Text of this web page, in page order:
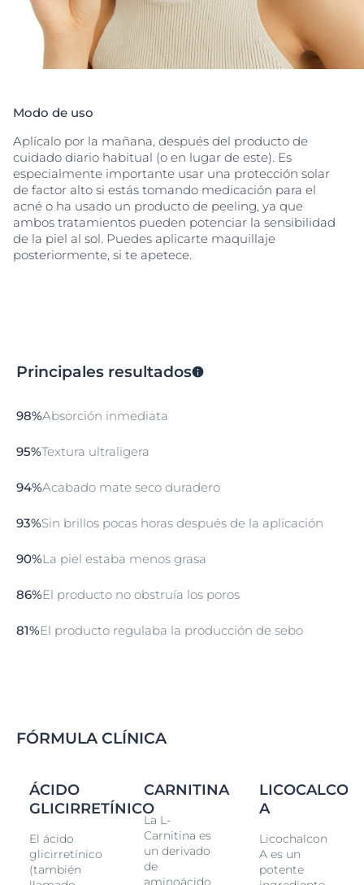
Modo de uso
Aplícalo por la mañana, después del producto de
cuidado diario habitual (o en lugar de este). Es
especialmente importante usar una protección solar
de factor alto si estás tomando medicación para el
acné o ha usado un producto de peeling, ya que
ambos tratamientos pueden potenciar la sensibilidad
de la piel al sol. Puedes aplicarte maquillaje
posteriormente, si te apetece.
Principales resultados
98%Absorción inmediata
95%Textura ultraligera
94%Acabado mate seco duradero
93%Sin brillos pocas horas después de la aplicación
90%La piel estaba menos grasa
86%El producto no obstruía los poros
81%El producto regulaba la producción de sebo
FÓRMULA CLÍNICA
ÁCIDO
GLICIRRETÍNICO
El ácido
glicirretínico
(también
CARNITINA
La L-
Carnitina es
un derivado
de
aminoácido
LICOCALCON
A
Licochalcon
A es un
potente